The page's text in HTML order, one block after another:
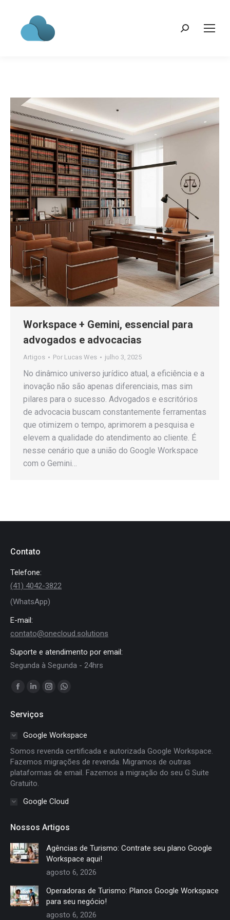
Search:
Workspace + Gemini, essencial para
advogados e advocacias
Artigos Por Lucas Wes julho 3, 2025
No dinâmico universo jurídico atual, a eficiência e a
inovação não são apenas diferenciais, mas sim
pilares para o sucesso. Advogados e escritórios
de advocacia buscam constantemente ferramentas
que otimizem o tempo, aprimorem a pesquisa e
elevem a qualidade do atendimento ao cliente. É
nesse cenário que a união do Google Workspace
com o Gemini…
Contato
Telefone:
(41) 4042-3822
(WhatsApp)
E-mail:
contato@onecloud.solutions
Suporte e atendimento por email:
Segunda à Segunda - 24hrs
Encontre-nos em:
Facebook
opens
window
Linkedin
opens
in
window
Instagram
in
window
Whatsapp
in
window
Serviços
Google Workspace
Somos revenda certificada e autorizada Google Workspace.
Fazemos migrações de revenda. Migramos de outras
plataformas de email. Fazemos a migração do seu G Suite
Gratuito.
Google Cloud
Nossos Artigos
Agências de Turismo: Contrate seu plano Google
Workspace aqui!
agosto 6, 2026
Operadoras de Turismo: Planos Google Workspace
para seu negócio!
agosto 6, 2026